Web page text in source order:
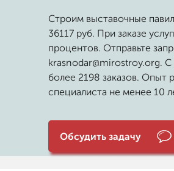
Строим выставочные
36117 руб. При заказе
процентов. Отправьте
krasnodar@mirostroy.org.
более 2198 заказов. Опыт
специалиста не менее 10
Обсудить задачу